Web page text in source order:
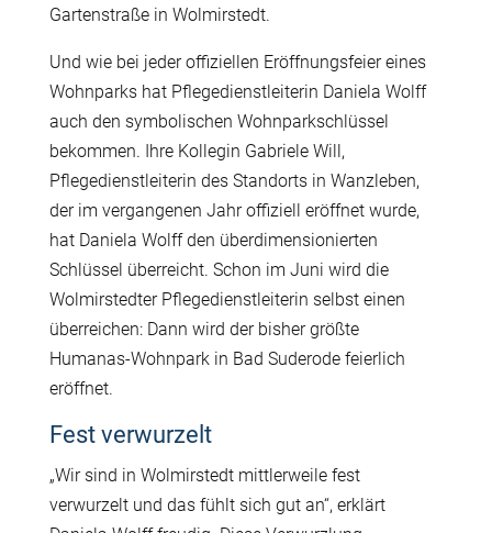
Gartenstraße in Wolmirstedt.
Und wie bei jeder offiziellen Eröffnungsfeier eines
Wohnparks hat Pflegedienstleiterin Daniela Wolff
auch den symbolischen Wohnparkschlüssel
bekommen. Ihre Kollegin Gabriele Will,
Pflegedienstleiterin des Standorts in Wanzleben,
der im vergangenen Jahr offiziell eröffnet wurde,
hat Daniela Wolff den überdimensionierten
Schlüssel überreicht. Schon im Juni wird die
Wolmirstedter Pflegedienstleiterin selbst einen
überreichen: Dann wird der bisher größte
Humanas-Wohnpark in Bad Suderode feierlich
eröffnet.
Fest verwurzelt
„Wir sind in Wolmirstedt mittlerweile fest
verwurzelt und das fühlt sich gut an“, erklärt